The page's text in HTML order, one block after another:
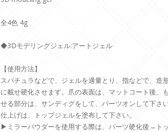
全4色 4g
◆3Dモデリングジェル:アートジェル
【使用方法】
スパチュラなどで、ジェルを適量とり、指などで、造
に載せ硬化させます。爪の表面は、マットコート後、
せる部分は、サンディグをして、パーツオンして下さい
仕上げは、トップジェルを塗布して下さい。
▶︎ミラーパウダーを使用する際は、パーツ硬化後→ト